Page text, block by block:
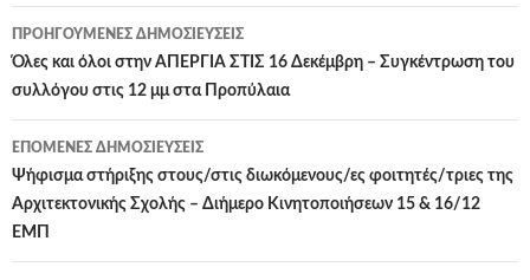
Πλοήγηση
άρθρων
ΠΡΟΗΓΟΎΜΕΝΕΣ ΔΗΜΟΣΙΕΎΣΕΙΣ
Όλες και όλοι στην ΑΠΕΡΓΙΑ ΣΤΙΣ 16 Δεκέμβρη – Συγκέντρωση του
συλλόγου στις 12 μμ στα Προπύλαια
ΕΠΌΜΕΝΕΣ ΔΗΜΟΣΙΕΎΣΕΙΣ
Ψήφισμα στήριξης στους/στις διωκόμενους/ες φοιτητές/τριες της
Αρχιτεκτονικής Σχολής – Διήμερο Κινητοποιήσεων 15 & 16/12
ΕΜΠ